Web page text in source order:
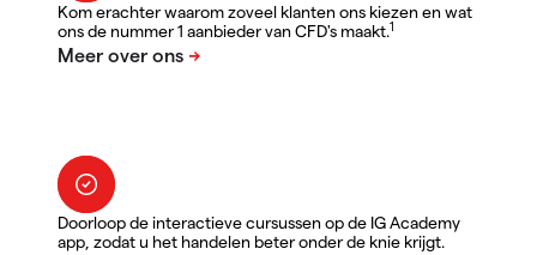
Kom erachter waarom zoveel klanten ons kiezen en wat
ons de nummer 1 aanbieder van CFD's maakt.1
Doorloop de interactieve cursussen op de IG Academy
app, zodat u het handelen beter onder de knie krijgt.